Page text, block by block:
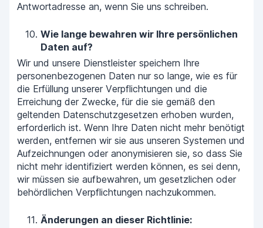
Antwortadresse an, wenn Sie uns schreiben.
Wie lange bewahren wir Ihre persönlichen
Daten auf?
Wir und unsere Dienstleister speichern Ihre
personenbezogenen Daten nur so lange, wie es für
die Erfüllung unserer Verpflichtungen und die
Erreichung der Zwecke, für die sie gemäß den
geltenden Datenschutzgesetzen erhoben wurden,
erforderlich ist. Wenn Ihre Daten nicht mehr benötigt
werden, entfernen wir sie aus unseren Systemen und
Aufzeichnungen oder anonymisieren sie, so dass Sie
nicht mehr identifiziert werden können, es sei denn,
wir müssen sie aufbewahren, um gesetzlichen oder
behördlichen Verpflichtungen nachzukommen.
Änderungen an dieser Richtlinie: